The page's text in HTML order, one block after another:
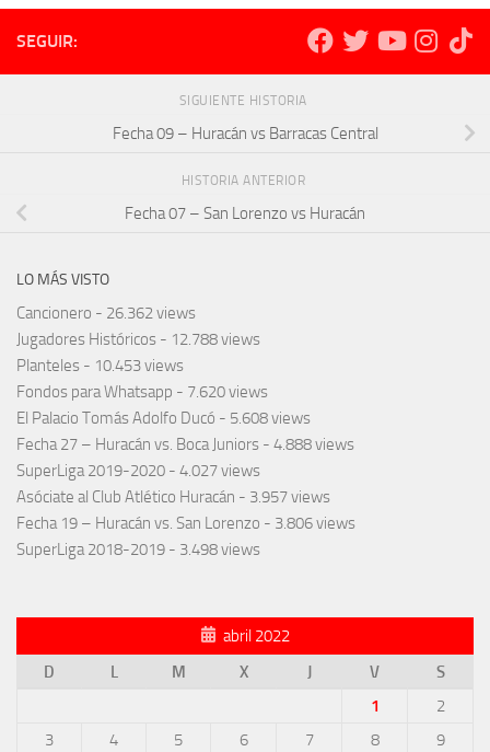
SEGUIR:
SIGUIENTE HISTORIA
Fecha 09 – Huracán vs Barracas Central
HISTORIA ANTERIOR
Fecha 07 – San Lorenzo vs Huracán
LO MÁS VISTO
Cancionero - 26.362 views
Jugadores Históricos - 12.788 views
Planteles - 10.453 views
Fondos para Whatsapp - 7.620 views
El Palacio Tomás Adolfo Ducó - 5.608 views
Fecha 27 – Huracán vs. Boca Juniors - 4.888 views
SuperLiga 2019-2020 - 4.027 views
Asóciate al Club Atlético Huracán - 3.957 views
Fecha 19 – Huracán vs. San Lorenzo - 3.806 views
SuperLiga 2018-2019 - 3.498 views
abril 2022
D
L M X J V
S
1
2
3
4 5 6 7 8
9